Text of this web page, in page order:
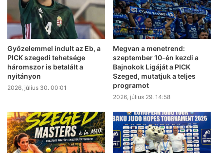
Győzelemmel indult az Eb, a
PICK szegedi tehetsége
háromszor is betalált a
nyitányon
2026, július 30. 00:01
Megvan a menetrend:
szeptember 10-én kezdi a
Bajnokok Ligáját a PICK
Szeged, mutatjuk a teljes
programot
2026, július 29. 14:58